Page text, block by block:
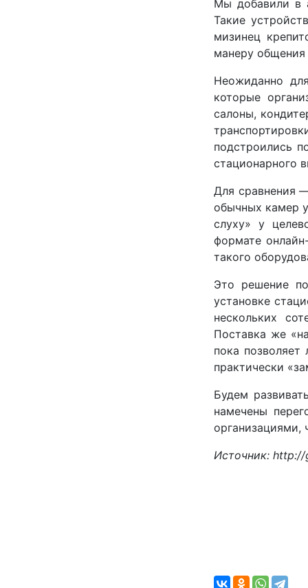
Мы добавили в
Такие
мизинец
манеру общения
Неожиданно
которые
салоны,
подстроились
стационарного
Для сравнения
обычных камер
слуху» у
формате
такого
Это решение
установке
нескольких
Поставка же
пока
практически
Будем
намечены
организациями,
Источник: